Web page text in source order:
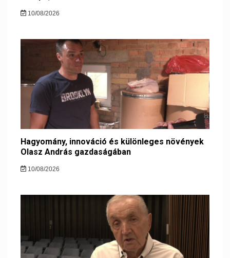
10/08/2026
Hagyomány, innováció és különleges növények
Olasz András gazdaságában
10/08/2026